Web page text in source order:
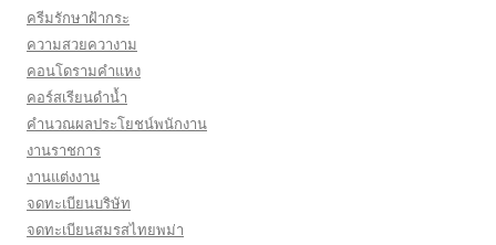
ครีมรักษาฝ้ากระ
ความสวยควางาม
คอนโดรามคำแหง
คอร์สเรียนดำน้ำ
คำนวณผลประโยชน์พนักงาน
งานราชการ
งานแต่งงาน
จดทะเบียนบริษัท
จดทะเบียนสมรสไทยพม่า